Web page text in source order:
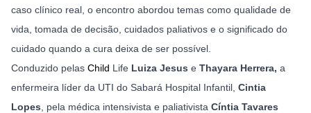
caso clínico real, o encontro abordou temas como qualidade de
vida, tomada de decisão, cuidados paliativos e o significado do
cuidado quando a cura deixa de ser possível.
Conduzido pelas Child Life Luiza Jesus e Thayara Herrera, a
enfermeira líder da UTI do Sabará Hospital Infantil, Cintia
Lopes , pela médica intensivista e paliativista Cíntia Tavares